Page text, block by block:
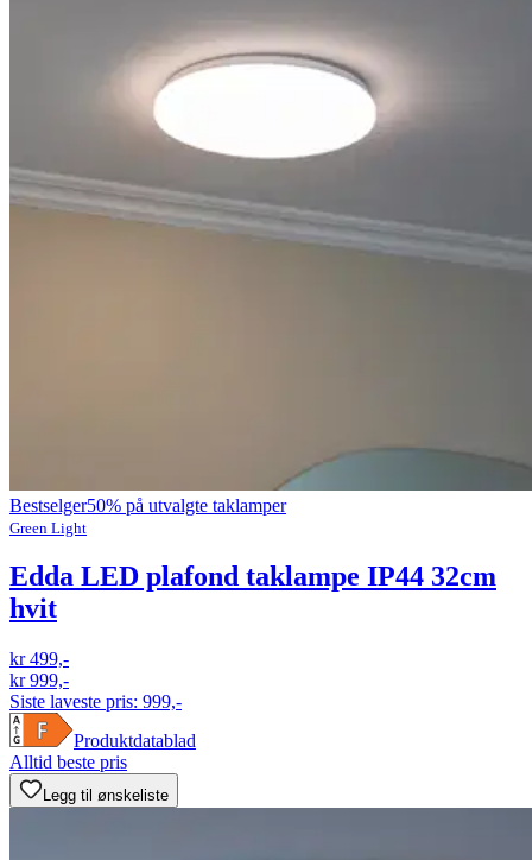
Bestselger50% på utvalgte taklamper
Green Light
Edda LED plafond taklampe IP44 32cm
hvit
kr 499,-
kr 999,-
Siste laveste pris: 999,-
Produktdatablad
Alltid beste pris
Legg til ønskeliste